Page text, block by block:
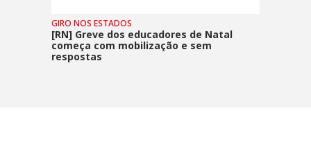
GIRO NOS ESTADOS
[RN] Greve dos educadores de Natal
começa com mobilização e sem
respostas